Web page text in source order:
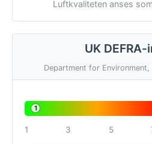
Luftkvaliteten anses
UK
Department for
1
1 3 5